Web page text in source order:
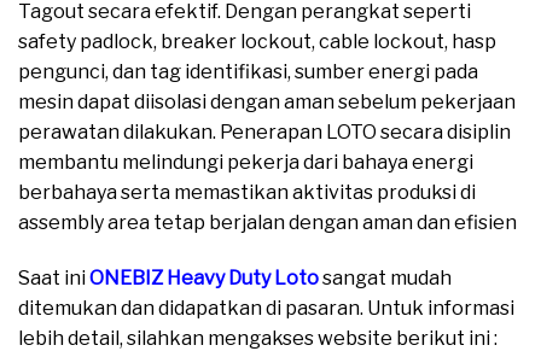
Tagout secara efektif. Dengan perangkat seperti
safety padlock, breaker lockout, cable lockout, hasp
pengunci, dan tag identifikasi, sumber energi pada
mesin dapat diisolasi dengan aman sebelum pekerjaan
perawatan dilakukan. Penerapan LOTO secara disiplin
membantu melindungi pekerja dari bahaya energi
berbahaya serta memastikan aktivitas produksi di
assembly area tetap berjalan dengan aman dan efisien
Saat iniONEBIZ Heavy Duty Lotosangat mudah
ditemukan dan didapatkan di pasaran. Untuk informasi
lebih detail, silahkan mengakses website berikut ini :